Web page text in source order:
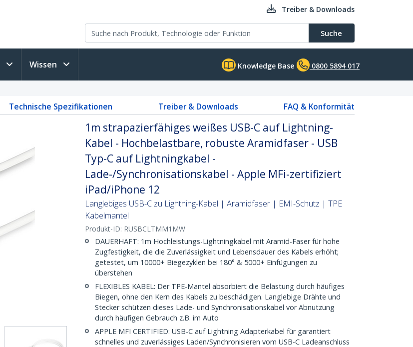
Treiber & Downloads
Suche
Wissen Knowledge Base 0800 5894 017
Technische Spezifikationen Treiber & Downloads FAQ & Konformität
1m strapazierfähiges weißes USB-C auf Lightning-
Kabel - Hochbelastbare, robuste Aramidfaser - USB
Typ-C auf Lightningkabel -
Lade-/Synchronisationskabel - Apple MFi-zertifiziert
iPad/iPhone 12
Langlebiges USB-C zu Lightning-Kabel | Aramidfaser | EMI-Schutz | TPE
Kabelmantel
Produkt-ID: RUSBCLTMM1MW
DAUERHAFT: 1m Hochleistungs-Lightningkabel mit Aramid-Faser für hohe
Zugfestigkeit, die die Zuverlässigkeit und Lebensdauer des Kabels erhöht;
getestet, um 10000+ Biegezyklen bei 180° & 5000+ Einfügungen zu
überstehen
FLEXIBLES KABEL: Der TPE-Mantel absorbiert die Belastung durch häufiges
Biegen, ohne den Kern des Kabels zu beschädigen. Langlebige Drähte und
Stecker schützen dieses Lade- und Synchronisationskabel vor Abnutzung
durch häufigen Gebrauch z.B. im Auto
APPLE MFI CERTIFIED: USB-C auf Lightning Adapterkabel für garantiert
schnelles und zuverlässiges Laden/Synchronisieren vom USB-C Ladeanschluss